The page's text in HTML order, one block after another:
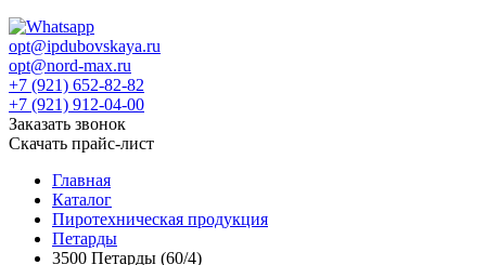
opt@ipdubovskaya.ru
opt@nord-max.ru
+7 (921) 652-82-82
+7 (921) 912-04-00
Заказать звонок
Скачать прайс-лист
Главная
Каталог
Пиротехническая продукция
Петарды
3500 Петарды (60/4)